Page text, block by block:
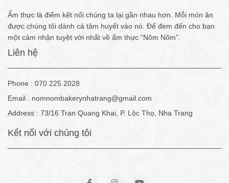
Ẩm thực là điểm kết nối chúng ta lại gần nhau hơn. Mỗi món ăn
được chúng tôi dành cả tâm huyết vào nó. Để đem đến cho bạn
một cảm nhận tuyệt vời nhất về ẩm thực “Nôm Nôm”.
Liên hệ
Phone : 070 225 2028
Email : nomnombakerynhatrang@gmail.com
Address : 73/16 Tran Quang Khai, P. Lộc Thọ, Nha Trang
Kết nối với chúng tôi